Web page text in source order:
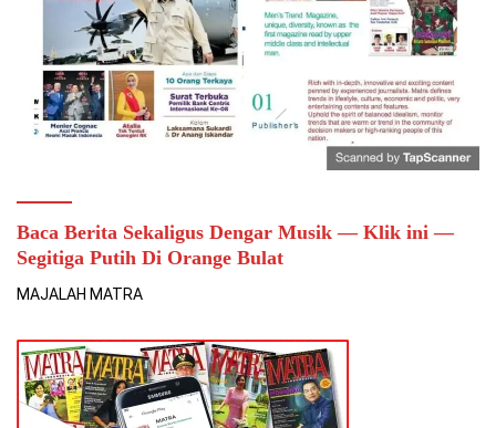
Baca Berita Sekaligus Dengar Musik — Klik ini —
Segitiga Putih Di Orange Bulat
MAJALAH MATRA